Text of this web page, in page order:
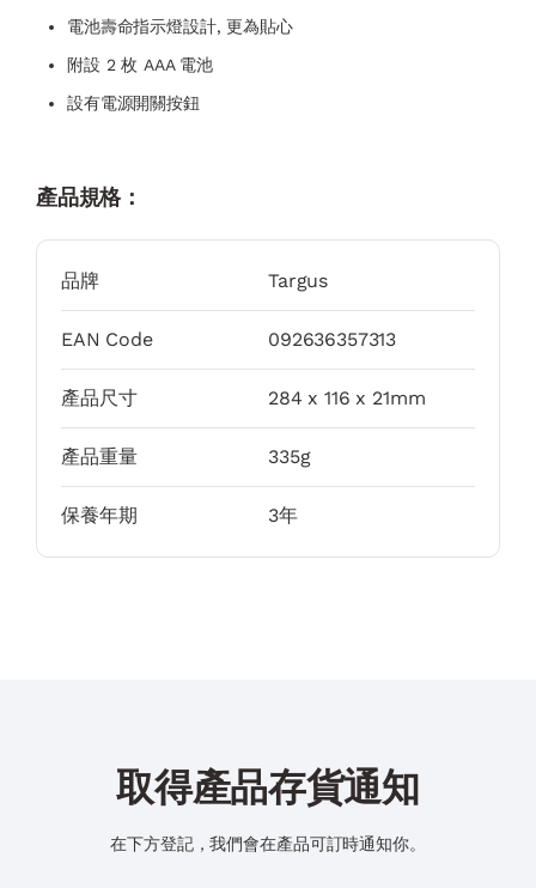
電池壽命指示燈設計, 更為貼心
附設 2 枚 AAA 電池
設有電源開關按鈕
產品規格：
品牌 Targus
EAN Code 092636357313
產品尺寸 284 x 116 x 21mm
產品重量 335g
保養年期 3年
取得產品存貨通知
在下方登記，我們會在產品可訂時通知你。